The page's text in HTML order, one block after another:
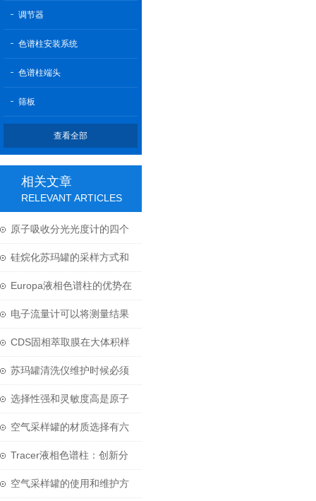
调节器
色谱柱安装系统
色谱柱端头
筛板
查看全部
相关文章
RELEVANT ARTICLES
原子吸收分光光度计的四个
基本部分组成
硅烷化苏玛罐的采样方式和
技术特点
Europa液相色谱柱的优势在
其分离性能上
电子流量计可以将测量结果
以数字或模拟信号的形式输
出
CDS固相萃取膜在大体积样
品前处理中的技术应用
苏玛罐清洗仪维护时候必须
注意的三个要点
选择性强和灵敏度高是原子
吸收分光光度计的两大特点
空气采样罐的材质选择有六
点讲究
Tracer液相色谱柱：创新分
离技术的力量
空气采样罐的使用和维护方